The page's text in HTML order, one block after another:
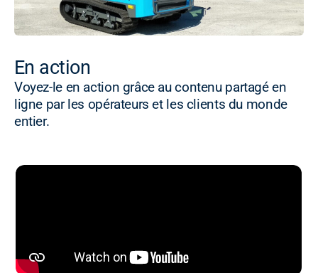
En action
Voyez-le en action grâce au contenu partagé en
ligne par les opérateurs et les clients du monde
entier.